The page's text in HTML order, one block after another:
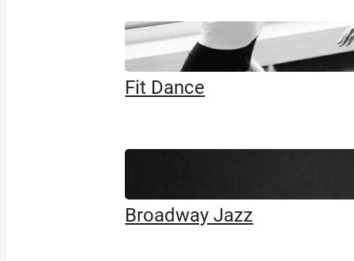
Fit Dance
Broadway Jazz